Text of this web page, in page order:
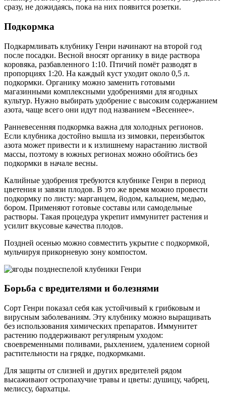
сразу, не дожидаясь, пока на них появится розетки.
Подкормка
Подкармливать клубнику Генри начинают на второй год
после посадки. Весной вносят органику в виде раствора
коровяка, разбавленного 1:10. Птичий помёт разводят в
пропорциях 1:20. На каждый куст уходит около 0,5 л.
подкормки. Органику можно заменить готовыми
магазинными комплексными удобрениями для ягодных
культур. Нужно выбирать удобрение с высоким содержанием
азота, чаще всего они идут под названием «Весеннее».
Ранневесенняя подкормка важна для холодных регионов.
Если клубника достойно вышла из зимовки, переизбыток
азота может привести и к излишнему нарастанию листвой
массы, поэтому в южных регионах можно обойтись без
подкормки в начале весны.
Калийные удобрения требуются клубнике Генри в период
цветения и завязи плодов. В это же время можно провести
подкормку по листу: марганцем, йодом, кальцием, медью,
бором. Применяют готовые составы или самодельные
растворы. Такая процедура укрепит иммунитет растения и
усилит вкусовые качества плодов.
Поздней осенью можно совместить укрытие с подкормкой,
мульчируя прикорневую зону компостом.
Борьба с вредителями и болезнями
Сорт Генри показал себя как устойчивый к грибковым и
вирусным заболеваниям. Эту клубнику можно выращивать
без использования химических препаратов. Иммунитет
растению поддерживают регулярным уходом:
своевременными поливами, рыхлением, удалением сорной
растительности на грядке, подкормками.
Для защиты от слизней и других вредителей рядом
высаживают остропахучие травы и цветы: душицу, чабрец,
мелиссу, бархатцы.